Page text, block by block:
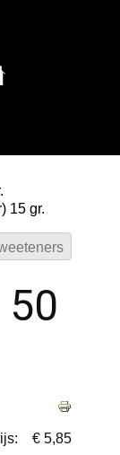
15 gr.
50
€ 5,85